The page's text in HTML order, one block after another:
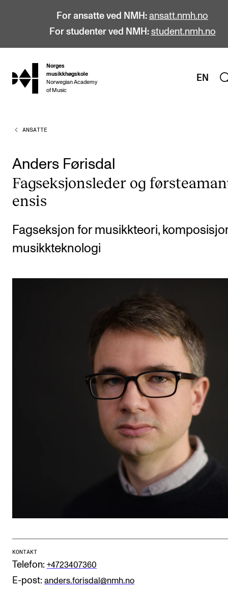
For ansatte ved NMH: ansatt.nmh.no
For studenter ved NMH: student.nmh.no
hjem
Norges
musikkhøgskole
Norwegian Academy
of Music
EN
STUDIER
Bachelor
Master
Doktorgrad
Årsstudium og videreutdanning
Etterutdanning og kurs
Studentutvalet SUT (student.nmh.no)
INTERNASJONALT
Utveksling
ANSATTE
Anders Førisdal
Fag­sek­sjons­le­der og
en­sis
Fagseksjon for musikkteori,
musikkteknologi
KONTAKT
Telefon: +4723407360
E-post: anders.forisdal@nmh.no